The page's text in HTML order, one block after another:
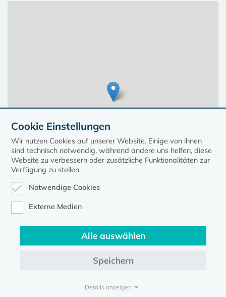
Diese Seite gehört zum Portalkirche-mv.de
Evangelische Kirche in Mecklenburg-Vorpommern © 2026
Cookie Einstellungen
Wir nutzen Cookies auf unserer Website. Einige von ihnen
sind technisch notwendig, während andere uns helfen, diese
Website zu verbessern oder zusätzliche Funktionalitäten zur
Verfügung zu stellen.
Notwendige Cookies
Externe Medien
Alle auswählen
Speichern
Details anzeigen